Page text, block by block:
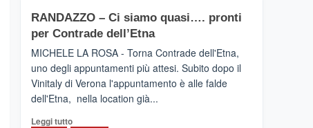
SUMMER
BOOK
CLUB
VIAGRANDE
(Ct)
–
presenta
“Vino
&
RANDAZZO – Ci siamo quasi…. pronti
per Contrade dell’Etna
MICHELE LA ROSA - Torna Contrade dell'Etna,
uno degli appuntamenti più attesi. Subito dopo il
Vinitaly di Verona l'appuntamento è alle falde
dell'Etna, nella location già...
Leggi tuttoLeggi